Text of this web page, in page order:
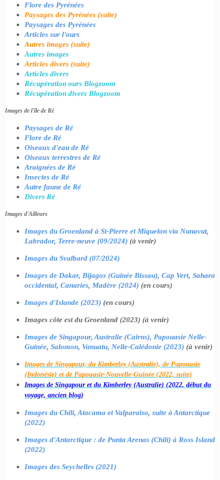
Flore des Pyrénées
Paysages des Pyrénées (suite)
Paysages des Pyrénées
Articles sur l'ours
Autres images (suite)
Autres images
Articles divers (suite)
Articles divers
Récupération ours Blogzoom
Récupération divers Blogzoom
Images de l'île de Ré
Paysages de Ré
Flore de Ré
Oiseaux d'eau de Ré
Oiseaux terrestres de Ré
Araignées de Ré
Insectes de Ré
Autre faune de Ré
Divers Ré
Images d'Ailleurs
Images du Groenland à St-Pierre et Miquelon via Nunavut,
Labrador, Terre-neuve (09/2024) (à venir)
Images du Svalbard (07/2024)
Images de Dakar, Bijagos (Guinée Bissau), Cap Vert, Sahara
occidental, Canaries, Madère (2024) (en cours)
Images d'Islande (2023) (en cours)
Images côte est du Groenland (2023) (à venir)
Images de Singapour, Australie (Cairns), Papouasie Nelle-
Guinée, Salomon, Vanuatu, Nelle-Calédonie (2023) (à venir)
Images de Singapour, du Kimberley (Australie), de Papouasie
(Indonésie) et de Papouasie-Nouvelle-Guinée (2022, suite)
Images de Singapour et du Kimberley (Australie) (2022, début du
voyage, ancien blog)
Images du Chili, Atacama et Valparaiso, suite à Antarctique
(2022)
Images d'Antarctique : de Punta Arenas (Chili) à Ross Island
(2022)
Images des Seychelles (2021)